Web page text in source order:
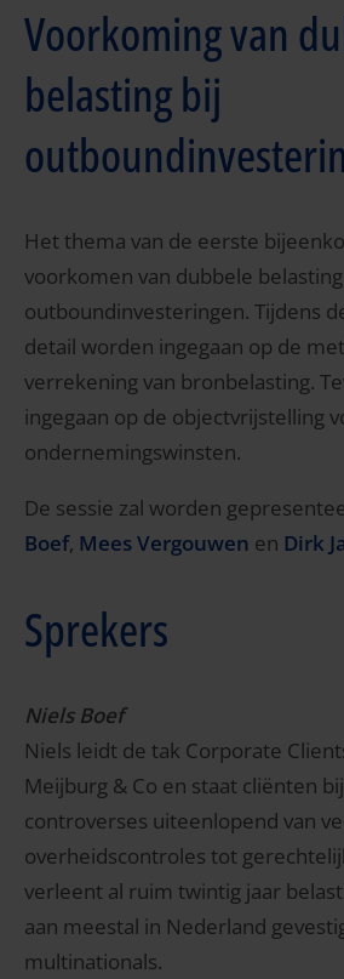
Voorkoming van
belasting bij
Het thema van de eerste
voorkomen van dubbele
outboundinvesteringen. Tijdens
detail worden ingegaan op de
verrekening van bronbelasting.
ingegaan op de objectvrijstelling
ondernemingswinsten.
De sessie zal worden
Boef, Mees Vergouwen en Dirk
Sprekers
Niels Boef
Niels leidt de tak Corporate
Meijburg & Co en staat cliënten
controverses uiteenlopend van
overheidscontroles tot
verleent al ruim twintig jaar
aan meestal in Nederland
multinationals.